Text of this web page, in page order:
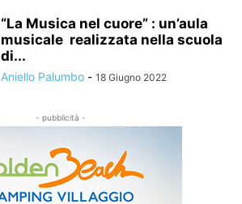
“La Musica nel cuore” : un’aula
musicale realizzata nella scuola
di...
Aniello Palumbo - 18 Giugno 2022
- pubblicità -